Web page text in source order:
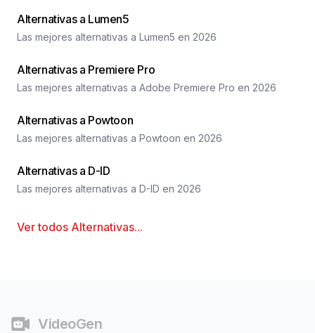
Alternativas a Lumen5
Las mejores alternativas a Lumen5 en 2026
Alternativas a Premiere Pro
Las mejores alternativas a Adobe Premiere Pro en 2026
Alternativas a Powtoon
Las mejores alternativas a Powtoon en 2026
Alternativas a D-ID
Las mejores alternativas a D-ID en 2026
Ver todos Alternativas...
VideoGen